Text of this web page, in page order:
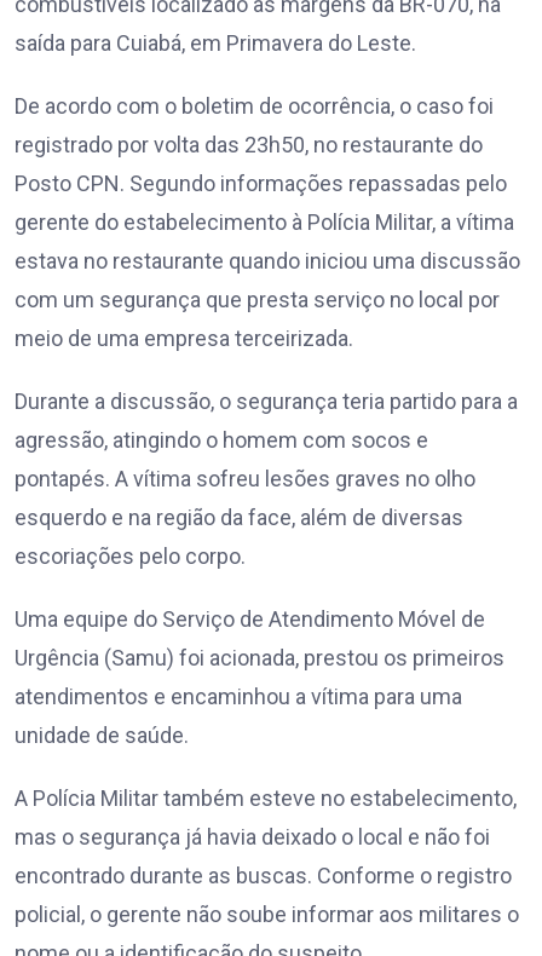
saída para Cuiabá, em Primavera do Leste.
De acordo com o boletim de ocorrência, o caso foi
registrado por volta das 23h50, no restaurante do
Posto CPN. Segundo informações repassadas pelo
gerente do estabelecimento à Polícia Militar, a vítima
estava no restaurante quando iniciou uma discussão
com um segurança que presta serviço no local por
meio de uma empresa terceirizada.
Durante a discussão, o segurança teria partido para a
agressão, atingindo o homem com socos e
pontapés. A vítima sofreu lesões graves no olho
esquerdo e na região da face, além de diversas
escoriações pelo corpo.
Uma equipe do Serviço de Atendimento Móvel de
Urgência (Samu) foi acionada, prestou os primeiros
atendimentos e encaminhou a vítima para uma
unidade de saúde.
A Polícia Militar também esteve no estabelecimento,
mas o segurança já havia deixado o local e não foi
encontrado durante as buscas. Conforme o registro
policial, o gerente não soube informar aos militares o